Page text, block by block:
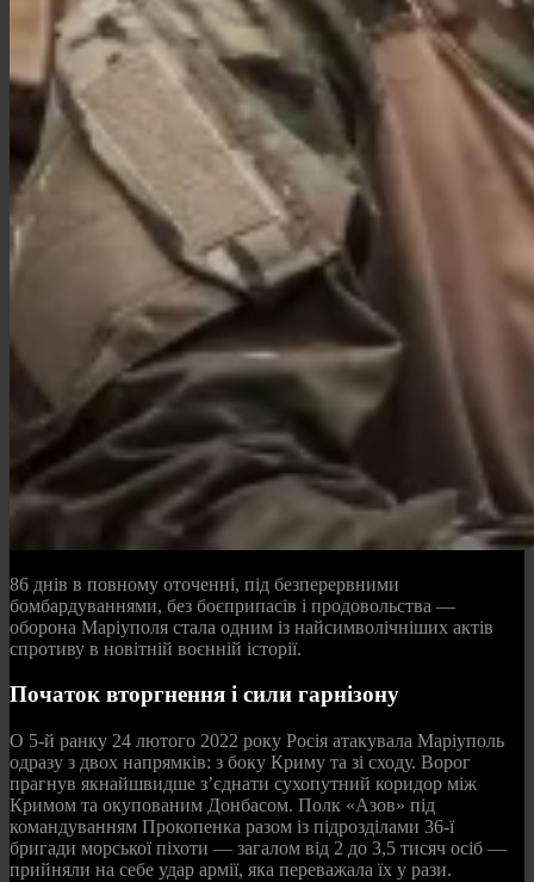
86 днів в повному оточенні, під безперервними
бомбардуваннями, без боєприпасів і продовольства —
оборона Маріуполя стала одним із найсимволічніших актів
спротиву в новітній воєнній історії.
Початок вторгнення і сили гарнізону
О 5-й ранку 24 лютого 2022 року Росія атакувала Маріуполь
одразу з двох напрямків: з боку Криму та зі сходу. Ворог
прагнув якнайшвидше з’єднати сухопутний коридор між
Кримом та окупованим Донбасом. Полк «Азов» під
командуванням Прокопенка разом із підрозділами 36-ї
бригади морської піхоти — загалом від 2 до 3,5 тисяч осіб —
прийняли на себе удар армії, яка переважала їх у рази.